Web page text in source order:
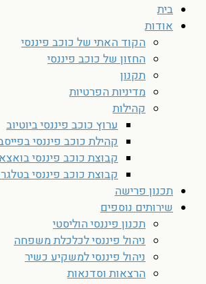
בית
אודות
הקוד האתי של כוכב פיננסי
החזון של כוכב פיננסי
תקנון
מדיניות הפרטיות
קהילות
ערוץ כוכב פיננסי ביוטיוב
קהילת כוכב פיננסי
קבוצת כוכב פיננסי
קבוצת כוכב פיננסי
תכנון פרישה
שירותים נוספים
תכנון פיננסי הוליסטי
ניהול פיננסי לכלכלת משפחה
ניהול פיננסי למשקיע כשיר
הרצאות וסדנאות